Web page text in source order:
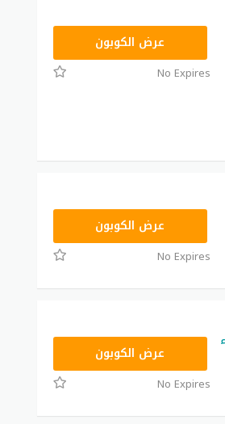
عرض الكوبون
No Expires
عرض الكوبون
No Expires
RRF24عرض الكوبون
No Expires